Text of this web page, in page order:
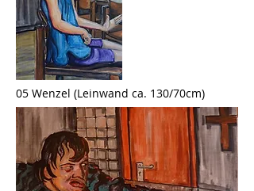
05 Wenzel (Leinwand ca. 130/70cm)